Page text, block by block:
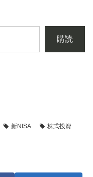
購読
新NISA
株式投資